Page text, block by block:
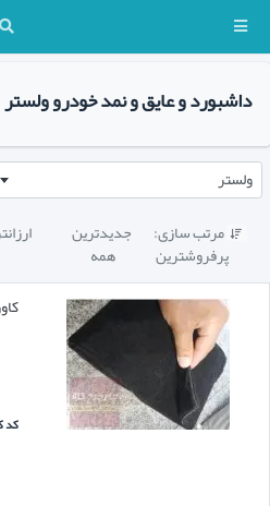
داشبورد و عایق و نمد خودرو ولستر
ولستر
 مرتب سازی: جدیدترین
پرفروشترین
همه
کد